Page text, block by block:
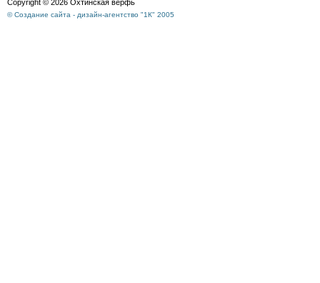
Copyright © 2026 Охтинская верфь
© Создание сайта - дизайн-агентство "1К" 2005